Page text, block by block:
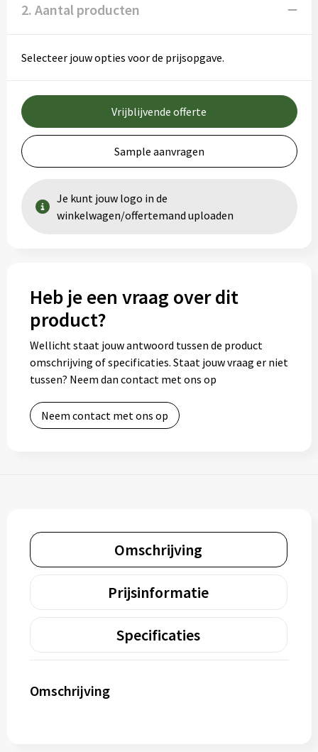
2. Aantal producten
Selecteer jouw opties voor de prijsopgave.
Vrijblijvende offerte
Sample aanvragen
Je kunt jouw logo in de
winkelwagen/offertemand uploaden
Heb je een vraag over dit
product?
Wellicht staat jouw antwoord tussen de product
omschrijving of specificaties. Staat jouw vraag er niet
tussen? Neem dan contact met ons op
Neem contact met ons op
Omschrijving
Prijsinformatie
Specificaties
Omschrijving